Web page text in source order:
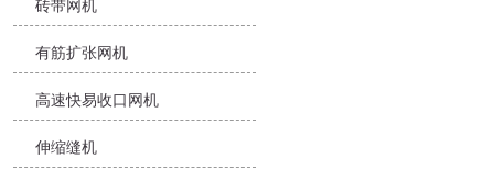
砖带网机
有筋扩张网机
高速快易收口网机
伸缩缝机